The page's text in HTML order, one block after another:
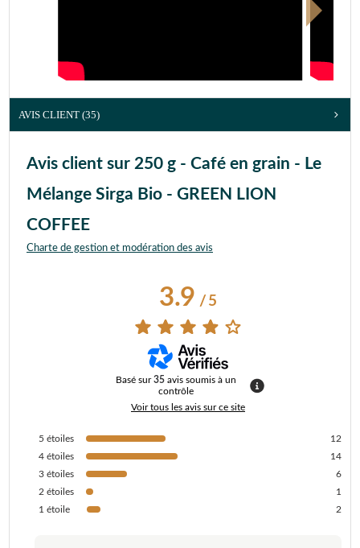
AVIS CLIENT (35)
Avis client sur 250 g - Café en grain - Le
Mélange Sirga Bio - GREEN LION
COFFEE
Charte de gestion et modération des avis
3.9/ 5
Basé sur35 avis soumis à un
contrôle
Voir tous les avis sur ce site
5 étoiles
12
4 étoiles
14
3 étoiles
6
2 étoiles
1
1 étoile 2